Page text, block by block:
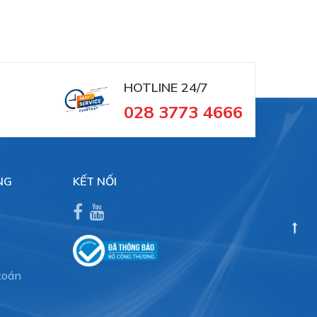
HOTLINE 24/7
028 3773 4666
KẾT NỐI